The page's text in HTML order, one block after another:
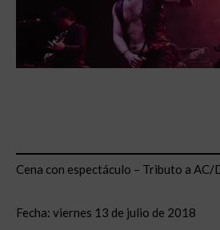
Cena con espectáculo – Tributo a AC/
Fecha: viernes 13 de julio de 2018